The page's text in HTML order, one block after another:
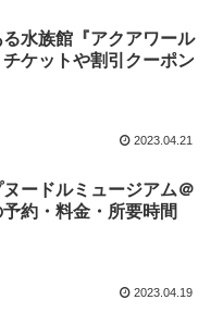
水族館『アクアワール
チケットや割引クーポン
2023.04.21
ヌードルミュージアム＠
約・料金・所要時間
2023.04.19